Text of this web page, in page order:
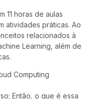
11 horas de aulas
atividades práticas. Ao
relacionados à
Learning, além de
Computing
Então, o que é essa